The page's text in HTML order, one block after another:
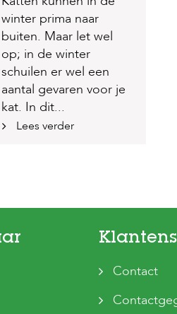
winter prima naar
buiten. Maar let wel
op; in de winter
schuilen er wel een
aantal gevaren voor je
kat. In dit...
Lees verder
Contact